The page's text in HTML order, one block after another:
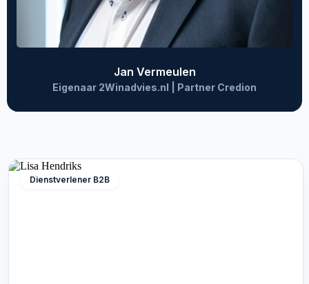
Jan Vermeulen
Eigenaar 2Winadvies.nl | Partner Credion
Dienstverlener B2B